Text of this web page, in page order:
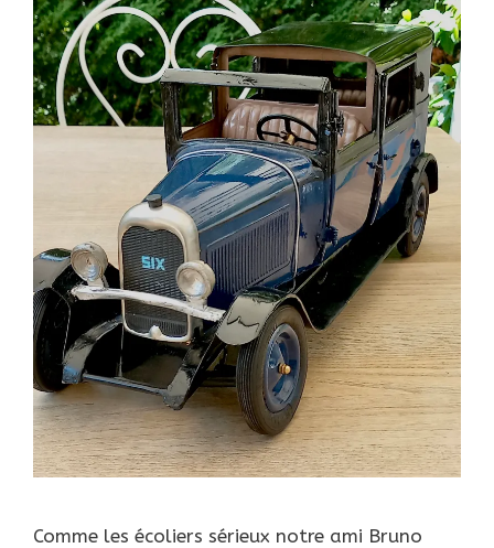
Comme les écoliers sérieux notre ami Bruno